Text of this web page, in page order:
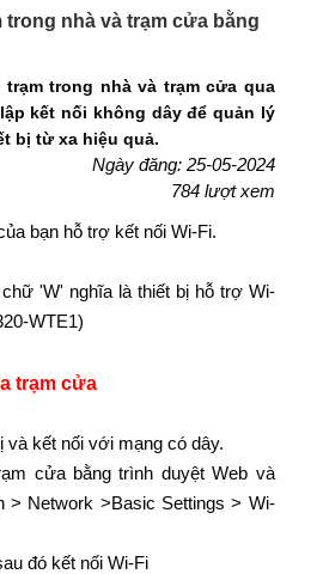
trong nhà và trạm cửa bằng
trong nhà và trạm cửa qua
kết nối không dây để quản lý
bị từ xa hiệu quả.
Ngày đăng: 25-05-2024
784 lượt xem
bạn hỗ trợ kết nối Wi-Fi.
'W' nghĩa là thiết bị hỗ trợ Wi-
WTE1)
trạm cửa
và kết nối với mạng có dây.
cửa bằng trình duyệt Web và
> Network >Basic Settings > Wi-
đó kết nối Wi-Fi